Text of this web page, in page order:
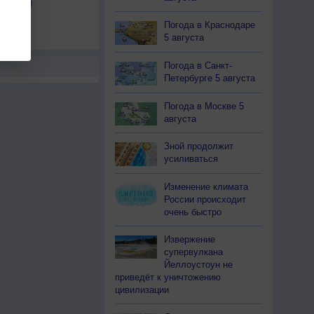
Погода в Краснодаре
5 августа
Погода в Санкт-
Петербурге 5 августа
Погода в Москве 5
августа
Зной продолжит
усиливаться
Изменение климата
России происходит
очень быстро
Извержение
супервулкана
Йеллоустоун не
приведёт к уничтожению
цивилизации